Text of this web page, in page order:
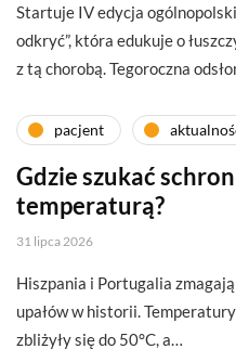
Startuje IV edycja
odkryć”, która edukuje o
z tą chorobą. Tegoroczna
pacjent
Gdzie szukać
temperaturą?
31 lipca 2026
Hiszpania i Portugalia
upałów w historii.
zbliżyły się do 50°C, a…